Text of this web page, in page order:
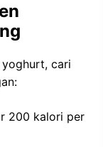
cari
200 kalori per